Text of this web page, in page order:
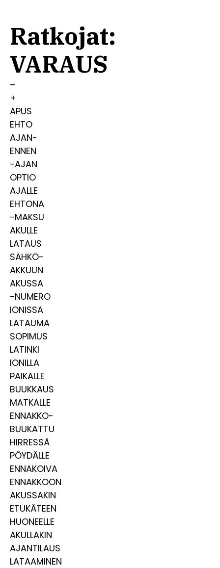
Ratkojat:
VARAUS
–
+
APUS
EHTO
AJAN-
ENNEN
-AJAN
OPTIO
AJALLE
EHTONA
-MAKSU
AKULLE
LATAUS
SÄHKÖ-
AKKUUN
AKUSSA
-NUMERO
IONISSA
LATAUMA
SOPIMUS
LATINKI
IONILLA
PAIKALLE
BUUKKAUS
MATKALLE
ENNAKKO-
BUUKATTU
HIRRESSÄ
PÖYDÄLLE
ENNAKOIVA
ENNAKKOON
AKUSSAKIN
ETUKÄTEEN
HUONEELLE
AKULLAKIN
AJANTILAUS
LATAAMINEN